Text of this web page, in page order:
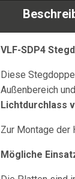
VLF-SDP4
Diese
Außenbereich
Lichtdurchlass
Zur Montage der
Mögliche